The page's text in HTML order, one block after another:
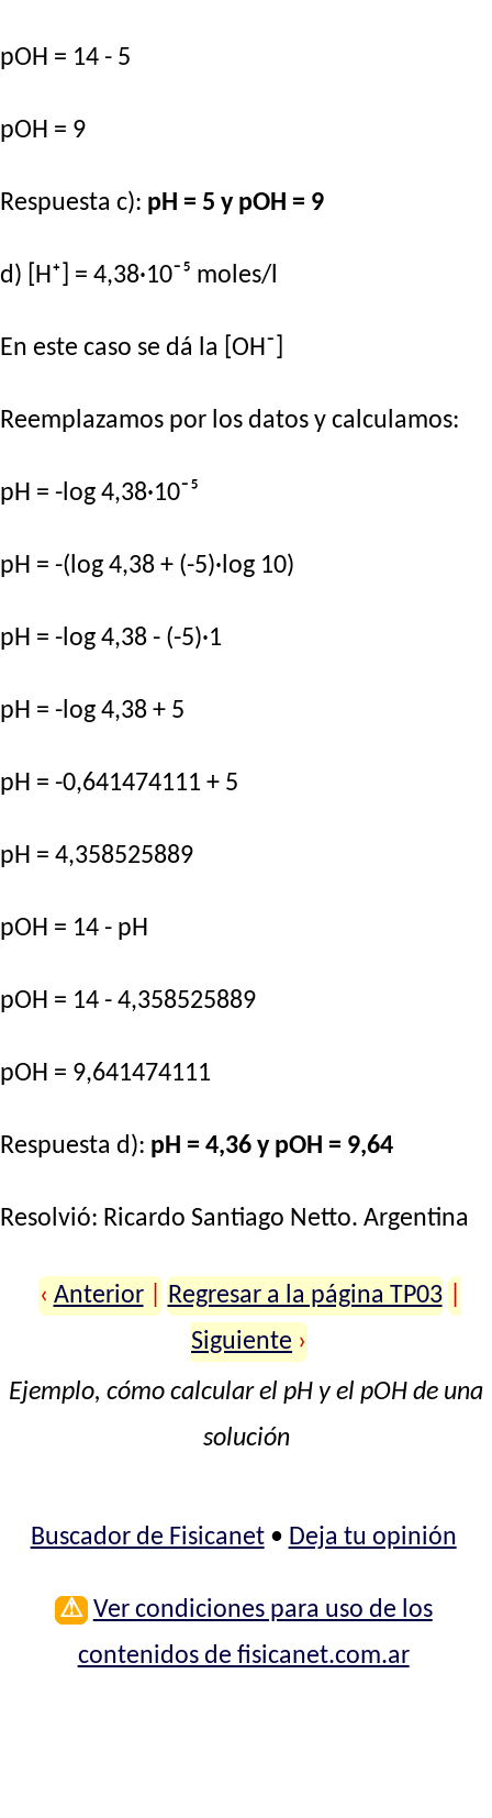
pOH = 14 - 5
pOH = 9
Respuesta c): pH = 5 y pOH = 9
d) [H⁺] = 4,38·10⁻⁵ moles/l
En este caso se dá la [OH⁻]
Reemplazamos por los datos y calculamos:
pH = -log 4,38·10⁻⁵
pH = -(log 4,38 + (-5)·log 10)
pH = -log 4,38 - (-5)·1
pH = -log 4,38 + 5
pH = -0,641474111 + 5
pH = 4,358525889
pOH = 14 - pH
pOH = 14 - 4,358525889
pOH = 9,641474111
Respuesta d): pH = 4,36 y pOH = 9,64
Resolvió: Ricardo Santiago Netto. Argentina
‹ Anterior Regresar a la página TP03
Siguiente ›
Ejemplo, cómo calcular el pH y el pOH de una
solución
Buscador de Fisicanet• Deja tu opinión
⚠ Ver condiciones para uso de los
contenidos de fisicanet.com.ar